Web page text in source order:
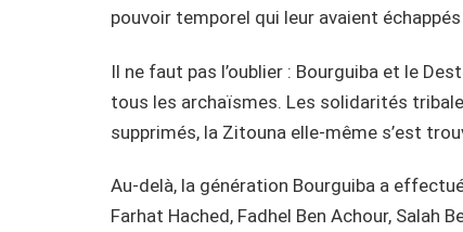
pouvoir temporel qui leur avaient
Il ne faut pas l’oublier : Bourguiba et le
tous les archaïsmes. Les solidarités
supprimés, la Zitouna elle-même s’est
Au-delà, la génération Bourguiba a
Farhat Hached, Fadhel Ben Achour, Salah